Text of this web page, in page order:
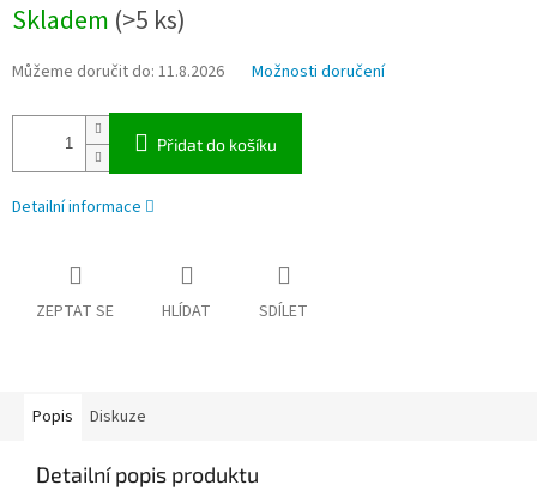
cena:
Skladem (>5 ks)
Můžeme doručit do: 11.8.2026 Možnosti doručení
Přidat do košíku
Detailní informace
ZEPTAT SE HLÍDAT SDÍLET
Popis Diskuze
Detailní popis produktu